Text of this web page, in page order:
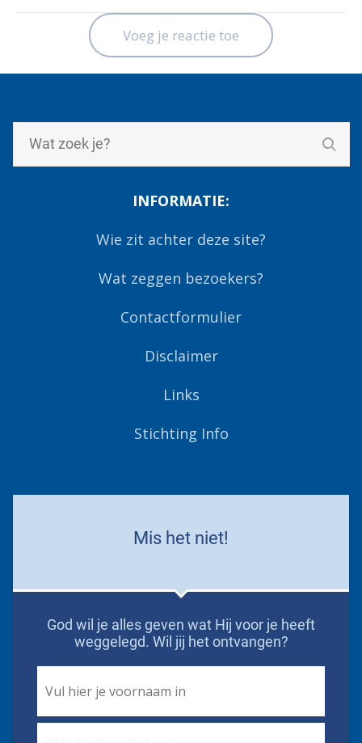
Voeg je reactie toe
INFORMATIE:
Wie zit achter deze site?
Wat zeggen bezoekers?
Contactformulier
Disclaimer
Links
Stichting Info
Mis het niet!
God wil je alles geven wat Hij voor je heeft
weggelegd. Wil jij het ontvangen?
Name *